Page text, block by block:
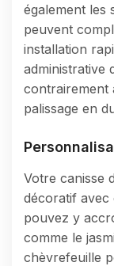
également les
peuvent
installation
administrative
contrairement
palissage en
Votre canisse
décoratif avec
pouvez y
comme le
chèvrefeuille